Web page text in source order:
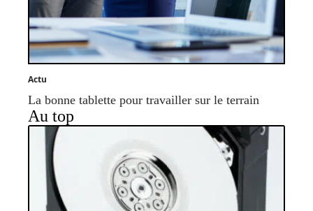
Actu
La bonne tablette pour travailler sur le terrain
Au top